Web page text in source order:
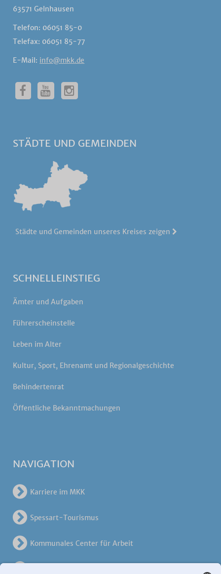
63571 Gelnhausen
Telefon: 06051 85-0
Telefax: 06051 85-77
E-Mail: info@mkk.de
STÄDTE UND GEMEINDEN
Städte und Gemeinden unseres Kreises zeigen
SCHNELLEINSTIEG
Ämter und Aufgaben
Führerscheinstelle
Leben im Alter
Kultur, Sport, Ehrenamt und Regionalgeschichte
Behindertenrat
Öffentliche Bekanntmachungen
NAVIGATION
Karriere im MKK
Spessart-Tourismus
Kommunales Center für Arbeit